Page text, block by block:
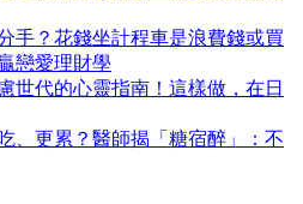
手？花錢坐計程車是浪費錢或買
戀愛理財學
世代的心靈指南！這樣做，在日
、更累？醫師揭「糖宿醉」：不